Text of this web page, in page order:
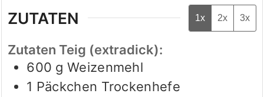
ZUTATEN 1x 2x 3x
Zutaten Teig (extradick):
600 g Weizenmehl
1 Päckchen Trockenhefe